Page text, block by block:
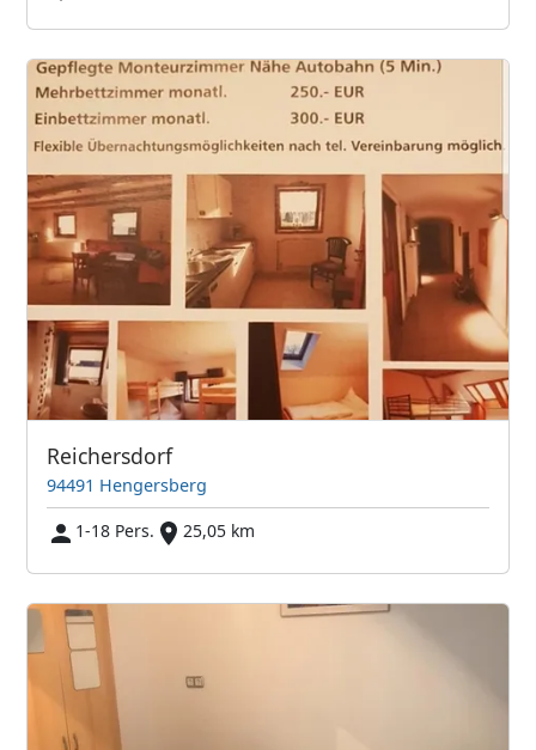
Reichersdorf
94491 Hengersberg
1-18 Pers.
25,05 km